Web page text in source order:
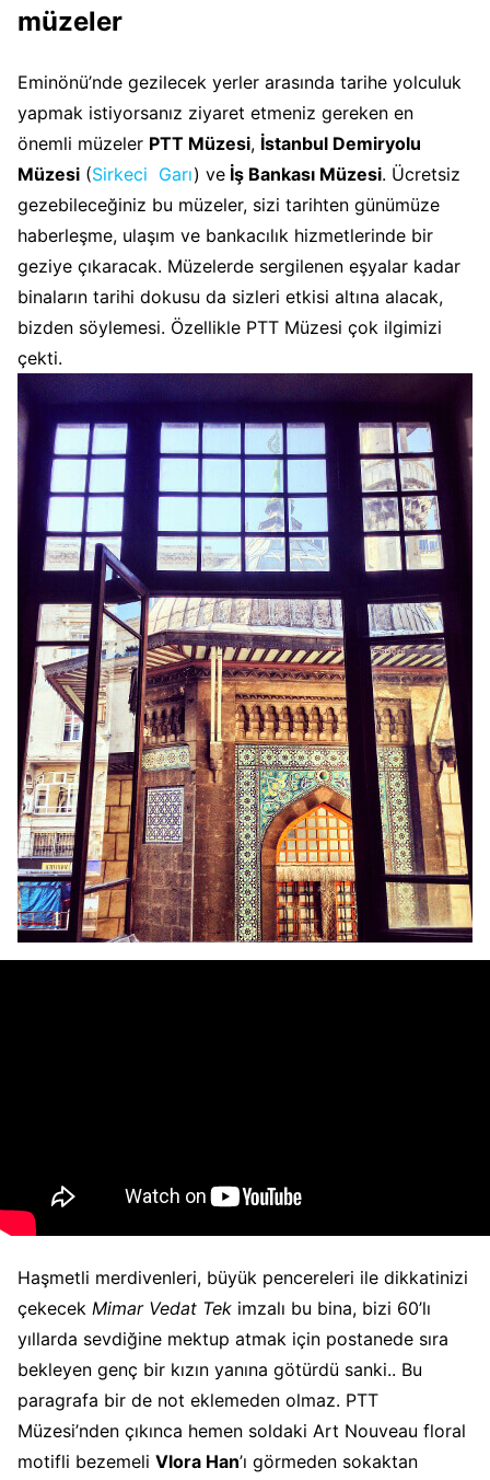
müzeler
Eminönü’nde gezilecek yerler arasında tarihe yolculuk
yapmak istiyorsanız ziyaret etmeniz gereken en
önemli müzeler PTT Müzesi, İstanbul Demiryolu
Müzesi (Sirkeci Garı) ve İş Bankası Müzesi. Ücretsiz
gezebileceğiniz bu müzeler, sizi tarihten günümüze
haberleşme, ulaşım ve bankacılık hizmetlerinde bir
geziye çıkaracak. Müzelerde sergilenen eşyalar kadar
binaların tarihi dokusu da sizleri etkisi altına alacak,
bizden söylemesi. Özellikle PTT Müzesi çok ilgimizi
çekti.
Haşmetli merdivenleri, büyük pencereleri ile dikkatinizi
çekecek Mimar Vedat Tek imzalı bu bina, bizi 60’lı
yıllarda sevdiğine mektup atmak için postanede sıra
bekleyen genç bir kızın yanına götürdü sanki.. Bu
paragrafa bir de not eklemeden olmaz. PTT
Müzesi’nden çıkınca hemen soldaki Art Nouveau floral
motifli bezemeli Vlora Han’ı görmeden sokaktan